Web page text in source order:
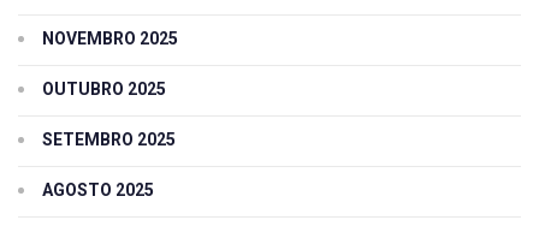
NOVEMBRO 2025
OUTUBRO 2025
SETEMBRO 2025
AGOSTO 2025